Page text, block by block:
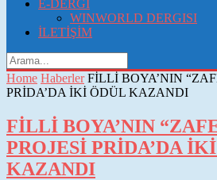
E-DERGI
WINWORLD DERGISI
İLETİŞİM
Home Haberler FİLLİ BOYA’NIN
PRİDA’DA İKİ ÖDÜL KAZANDI
FİLLİ BOYA’NIN
PROJESİ PRİDA’DA
KAZANDI